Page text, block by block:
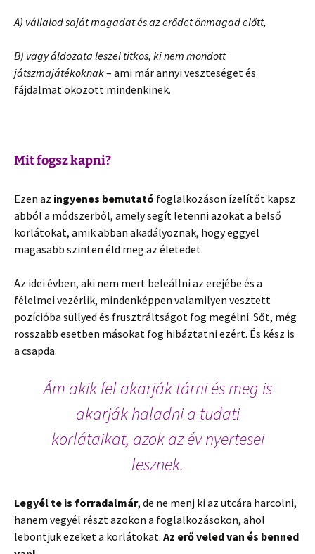
A) vállalod saját magadat és az erődet önmagad előtt,
B) vagy áldozata leszel titkos, ki nem mondott
játszmajátékoknak– ami már annyi veszteséget és
fájdalmat okozott mindenkinek.
Mit fogsz kapni?
Ezen az ingyenes bemutató foglalkozáson ízelítőt kapsz
abból a módszerből, amely segít letenni azokat a belső
korlátokat, amik abban akadályoznak, hogy eggyel
magasabb szinten éld meg az életedet.
Az idei évben, aki nem mert beleállni az erejébe és a
félelmei vezérlik, mindenképpen valamilyen vesztett
pozícióba süllyed és frusztráltságot fog megélni. Sőt, még
rosszabb esetben másokat fog hibáztatni ezért. És kész is
a csapda.
Ám akik fel akarják tárni és meg is
akarják haladni a tudati
korlátaikat, azok az év nyertesei
lesznek.
Legyél te is forradalmár, de ne menj ki az utcára harcolni,
hanem vegyél részt azokon a foglalkozásokon, ahol
lebontjuk ezeket a korlátokat. Az erő veled van és benned